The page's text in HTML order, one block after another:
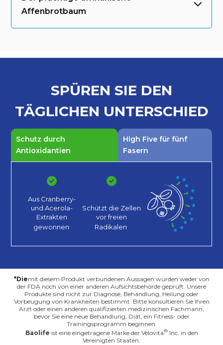
Affenbrotbaum
SPÜREN SIE DEN
TÄGLICHEN UNTERSCHIED
Schutz durch
Antioxidantien
High Five für fünf
Fasern
Aus Cranberry-
und Acerola-
Extrakten
gewonnen.
Schützt die Zellen
vorfreien
Radikalen.
*Diemit diesem Produkt verbundenen Aussagen wurden weder von
der FDA noch von einer anderen Aufsichtsbehörde geprüft. Unsere
Produkte sind nicht zur Diagnose, Behandlung, Heilung oder
Vorbeugung von Krankheiten bestimmt. Bitte konsultieren Sie Ihren
Arzt oder einen anderen qualifizierten medizinischen Fachmann,
bevor Sie eine neue Behandlung, Diät, ein Fitness- oder
Trainingsprogramm beginnen.
Baolife ist eine eingetragene Marke der Velovita Inc. in den
Vereinigten Staaten.